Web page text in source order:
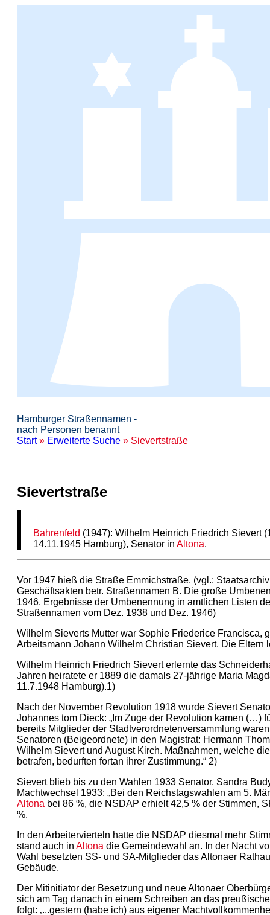
Hamburger Straßennamen -
nach Personen benannt
Start» Erweiterte Suche » Sievertstraße
Sievertstraße
Bahrenfeld (1947): Wilhelm Heinrich Friedrich Sievert
14.11.1945 Hamburg), Senator inAltona.
Vor 1947 hieß die Straße Emmichstraße. (vgl.:
Geschäftsakten betr. Straßennamen B. Die große
1946. Ergebnisse der Umbenennung in amtlichen Listen
Straßennamen vom Dez. 1938 und Dez. 1946)
Wilhelm Sieverts Mutter war Sophie Friederice Francisca,
Arbeitsmann Johann Wilhelm Christian Sievert. Die Eltern
Wilhelm Heinrich Friedrich Sievert erlernte das
Jahren heiratete er 1889 die damals 27-jährige Maria
11.7.1948 Hamburg).1)
Nach der November Revolution 1918 wurde Sievert
Johannes tom Dieck: „Im Zuge der Revolution kamen (…)
bereits Mitglieder der Stadtverordnetenversammlung
Senatoren (Beigeordnete) in den Magistrat: Hermann
Wilhelm Sievert und August Kirch. Maßnahmen, welche
betrafen, bedurften fortan ihrer Zustimmung.“ 2)
Sievert blieb bis zu den Wahlen 1933 Senator. Sandra
Machtwechsel 1933: „Bei den Reichstagswahlen am 5.
Altona bei 86 %, die NSDAP erhielt 42,5 % der Stimmen,
%.
In den Arbeitervierteln hatte die NSDAP diesmal mehr
stand auch in Altona die Gemeindewahl an. In der Nacht
Wahl besetzten SS- und SA-Mitglieder das Altonaer
Gebäude.
Der Mitinitiator der Besetzung und neue Altonaer
sich am Tag danach in einem Schreiben an das
folgt: ‚...gestern (habe ich) aus eigener